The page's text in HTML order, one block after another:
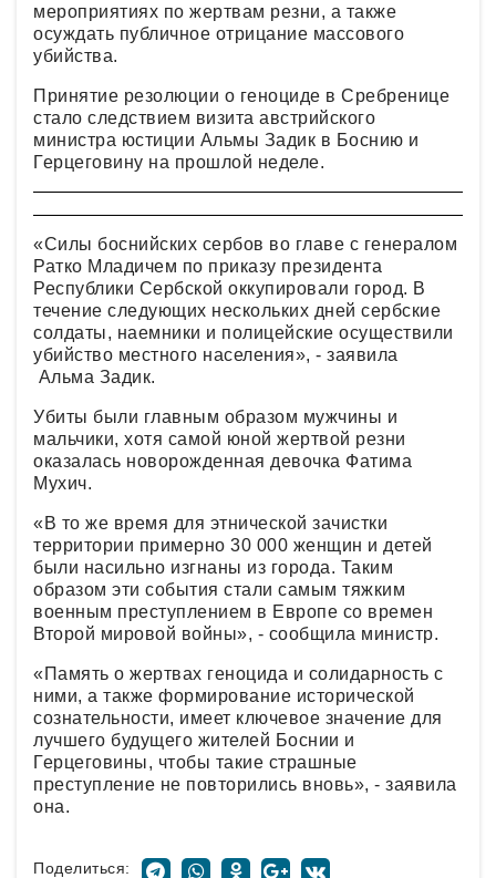
мероприятиях по жертвам резни, а также
осуждать публичное отрицание массового
убийства.
Принятие резолюции о геноциде в Сребренице
стало следствием визита австрийского
министра юстиции Альмы Задик в Боснию и
Герцеговину на прошлой неделе.
«Силы боснийских сербов во главе с генералом
Ратко Младичем по приказу президента
Республики Сербской оккупировали город. В
течение следующих нескольких дней сербские
солдаты, наемники и полицейские осуществили
убийство местного населения», - заявила
Альма Задик.
Убиты были главным образом мужчины и
мальчики, хотя самой юной жертвой резни
оказалась новорожденная девочка Фатима
Мухич.
«В то же время для этнической зачистки
территории примерно 30 000 женщин и детей
были насильно изгнаны из города. Таким
образом эти события стали самым тяжким
военным преступлением в Европе со времен
Второй мировой войны», - сообщила министр.
«Память о жертвах геноцида и солидарность с
ними, а также формирование исторической
сознательности, имеет ключевое значение для
лучшего будущего жителей Боснии и
Герцеговины, чтобы такие страшные
преступление не повторились вновь», - заявила
она.
Поделиться: